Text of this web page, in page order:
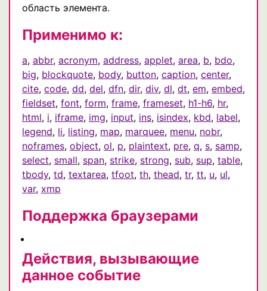
область элемента.
Применимо к:
a, abbr, acronym, address, applet, area, b, bdo,
big, blockquote, body, button, caption, center,
cite, code, dd, del, dfn, dir, div, dl, dt, em, embed,
fieldset, font, form, frame, frameset, h1-h6, hr,
html, i, iframe, img, input, ins, isindex, kbd, label,
legend, li, listing, map, marquee, menu, nobr,
noframes, object, ol, p, plaintext, pre, q, s, samp,
select, small, span, strike, strong, sub, sup, table,
tbody, td, textarea, tfoot, th, thead, tr, tt, u, ul,
var, xmp
Поддержка браузерами
Действия, вызывающие
данное событие